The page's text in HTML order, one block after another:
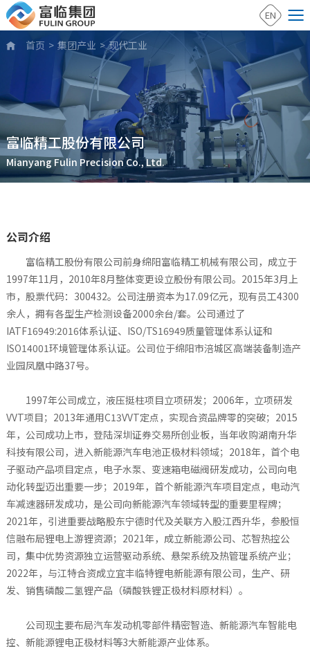
EN
 首页 > 集团产业 > 现代工业
富临精工股份有限公司
Mianyang Fulin Precision Co., Ltd.
公司介绍
富临精工股份有限公司前身绵阳富临精工机械有限公司，成立于
1997年11月，2010年8月整体变更设立股份有限公司。2015年3月上
市 ， 股票代码：300432。公司注册资本为17.09亿元，现有员工4300
余人，拥有各型生产检测设备2000余台/套。公司通过了
IATF16949:2016体系认证、ISO/TS16949质量管理体系认证和
ISO14001环境管理体系认证。公司位于绵阳市涪城区高端装备制造产
业园凤凰中路37号。
1997年公司成立，液压挺柱项目立项研发；2006年，立项研发
VVT项目；2013年通用C13VVT定点，实现合资品牌零的突破；2015
年，公司成功上市，登陆深圳证券交易所创业板，当年收购湖南升华
科技有限公司，进入新能源汽车电池正极材料领域；2018年，首个电
子驱动产品项目定点，电子水泵、变速箱电磁阀研发成功，公司向电
动化转型迈出重要一步；2019年，首个新能源汽车项目定点，电动汽
车减速器研发成功，是公司向新能源汽车领域转型的重要里程牌；
2021年，引进重要战略股东宁德时代及关联方入股江西升华，参股恒
信融布局锂电上游锂资源；2021年，成立新能源公司、芯智热控公
司，集中优势资源独立运营驱动系统、悬架系统及热管理系统产业；
2022年，与江特合资成立宜丰临特锂电新能源有限公司，生产、研
发、销售磷酸二氢锂产品（磷酸铁锂正极材料原材料）。
公司现主要布局汽车发动机零部件精密智造、新能源汽车智能电
控、新能源锂电正极材料等3大新能源产业体系。